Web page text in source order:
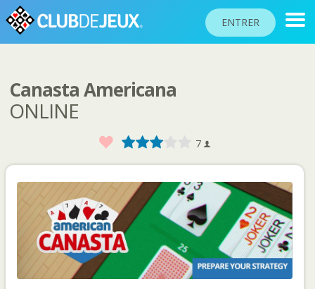
ENTRER
CLASSEMENTS
TOURNOIS
COMMUNAUTÉ
AIDE
PASSEPORT
JOUER
Langue du site
Canasta Americana
ONLINE
Favoris 5
2
1 7